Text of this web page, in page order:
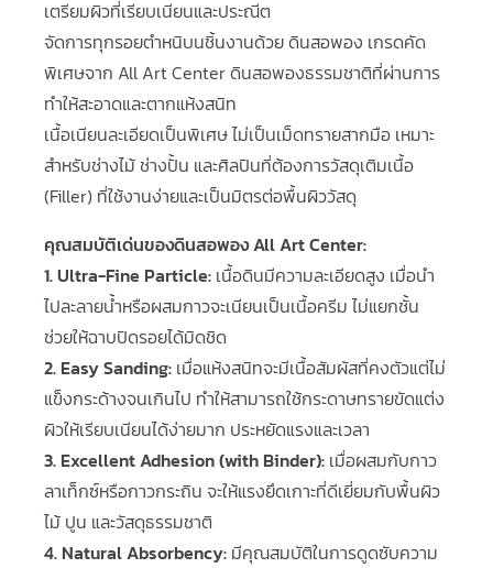
เตรียมผิวที่เรียบเนียนและประณีต
จัดการทุกรอยตำหนิบนชิ้นงานด้วย ดินสอพอง เกรดคัด
พิเศษจาก All Art Center ดินสอพองธรรมชาติที่ผ่านการ
ทำให้สะอาดและตากแห้งสนิท
เนื้อเนียนละเอียดเป็นพิเศษ ไม่เป็นเม็ดทรายสากมือ เหมาะ
สำหรับช่างไม้ ช่างปั้น และศิลปินที่ต้องการวัสดุเติมเนื้อ
(Filler) ที่ใช้งานง่ายและเป็นมิตรต่อพื้นผิววัสดุ
คุณสมบัติเด่นของดินสอพอง All Art Center:
1. Ultra-Fine Particle: เนื้อดินมีความละเอียดสูง เมื่อนำ
ไปละลายน้ำหรือผสมกาวจะเนียนเป็นเนื้อครีม ไม่แยกชั้น
ช่วยให้ฉาบปิดรอยได้มิดชิด
2. Easy Sanding: เมื่อแห้งสนิทจะมีเนื้อสัมผัสที่คงตัวแต่ไม่
แข็งกระด้างจนเกินไป ทำให้สามารถใช้กระดาษทรายขัดแต่ง
ผิวให้เรียบเนียนได้ง่ายมาก ประหยัดแรงและเวลา
3. Excellent Adhesion (with Binder): เมื่อผสมกับกาว
ลาเท็กซ์หรือกาวกระถิน จะให้แรงยึดเกาะที่ดีเยี่ยมกับพื้นผิว
ไม้ ปูน และวัสดุธรรมชาติ
4. Natural Absorbency: มีคุณสมบัติในการดูดซับความ